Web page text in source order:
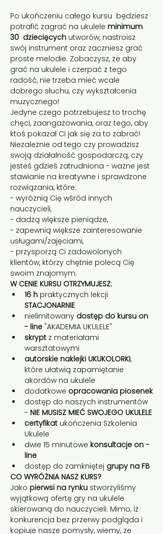
Po ukończeniu całego kursu  będziesz
potrafić zagrać na ukulele minimum
30  dziecięcych utworów, nastroisz
swój instrument oraz zaczniesz grać
proste melodie. Zobaczysz, że aby
grać na ukulele i czerpać z tego
radość, nie trzeba mieć wcale
dobrego słuchu, czy wykształcenia
muzycznego!
Jedyne czego potrzebujesz to trochę
chęci, zaangażowania, oraz tego, aby
ktoś pokazał Ci jak się za to zabrać!
Niezależnie od tego czy prowadzisz
swoją działalność gospodarczą, czy
jesteś gdzieś zatrudniona - ważne jest
stawianie na kreatywne i sprawdzone
rozwiązania, które:
- wyróżnią Cię wśród innych
nauczycieli,
- dadzą większe pieniądze,
- zapewnią większe zainteresowanie
usługami/zajęciami,
- przysporzą Ci zadowolonych
klientów, którzy chętnie polecą Cię
swoim znajomym.
W CENIE KURSU OTRZYMUJESZ:
16 h praktycznych lekcji
STACJONARNIE
nielimitowany dostęp do kursu on
- line "AKADEMIA UKULELE"
skrypt z materiałami
warsztatowymi
autorskie naklejki UKUKOLORKI,
które ułatwią zapamiętanie
akordów na ukulele
dodatkowe opracowania piosenek
dostęp do naszych instrumentów
- NIE MUSISZ MIEĆ SWOJEGO UKULELE
certyfikat ukończenia Szkolenia
Ukulele
dwie 15 minutowe konsultacje on -
line
dostęp do zamkniętej grupy na FB
CO WYRÓŻNIA NASZ KURS?
Jako pierwsi na rynku stworzyliśmy
wyjątkową ofertę gry na ukulele
skierowaną do nauczycieli. Mimo, iż
konkurencja bez przerwy podgląda i
kopiuje nasze pomysły, wiemy, że